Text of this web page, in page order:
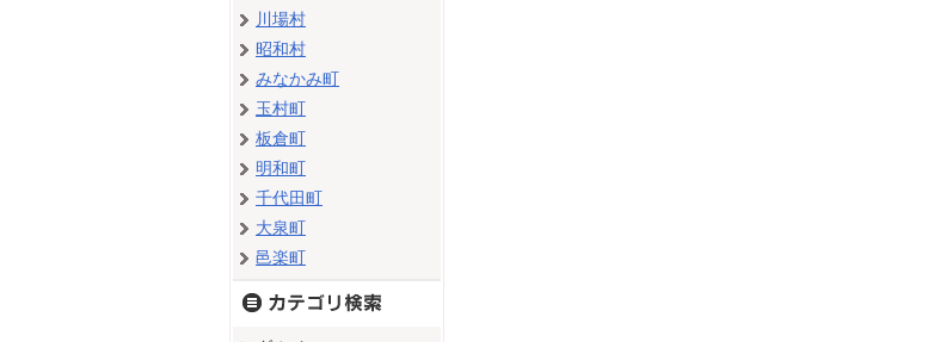
川場村
昭和村
みなかみ町
玉村町
板倉町
明和町
千代田町
大泉町
邑楽町